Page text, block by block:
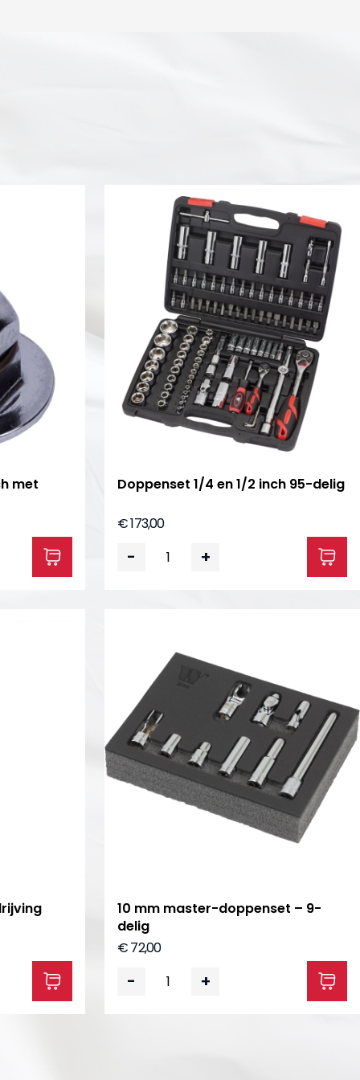
met Doppenset 1/4 en 1/2 inch 95-delig
€ 173,00
- +
10 mm master-doppenset – 9-
delig
€ 72,00
- +